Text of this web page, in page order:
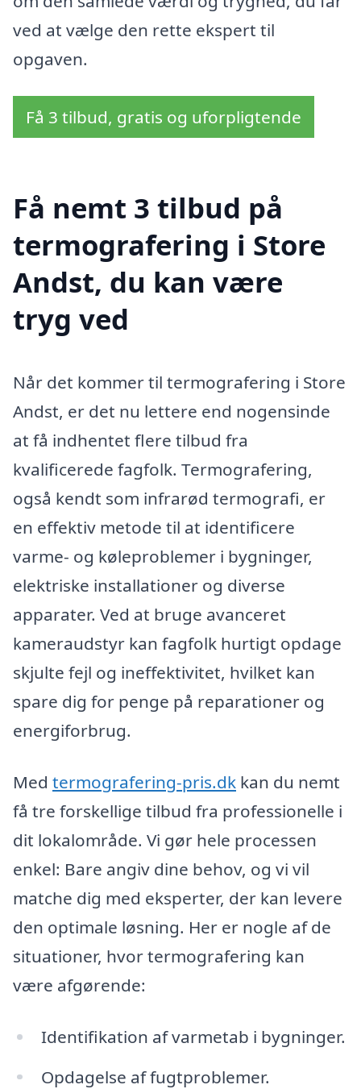
ved at vælge den rette ekspert til
opgaven.
Få 3 tilbud, gratis og uforpligtende
Få nemt 3 tilbud på
termografering i Store
Andst, du kan være
tryg ved
Når det kommer til termografering i Store
Andst, er det nu lettere end nogensinde
at få indhentet flere tilbud fra
kvalificerede fagfolk. Termografering,
også kendt som infrarød termografi, er
en effektiv metode til at identificere
varme- og køleproblemer i bygninger,
elektriske installationer og diverse
apparater. Ved at bruge avanceret
kameraudstyr kan fagfolk hurtigt opdage
skjulte fejl og ineffektivitet, hvilket kan
spare dig for penge på reparationer og
energiforbrug.
Med termografering-pris.dk kan du nemt
få tre forskellige tilbud fra professionelle i
dit lokalområde. Vi gør hele processen
enkel: Bare angiv dine behov, og vi vil
matche dig med eksperter, der kan levere
den optimale løsning. Her er nogle af de
situationer, hvor termografering kan
være afgørende:
Identifikation af varmetab i bygninger.
Opdagelse af fugtproblemer.